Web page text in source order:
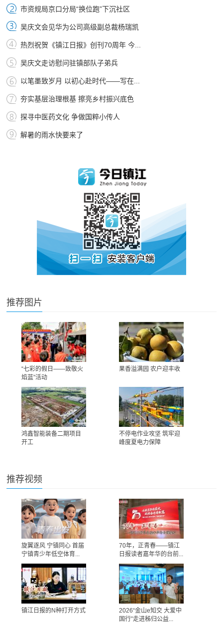
市资规局京口分局“换位跑”下沉社区
吴庆文会见华为公司高级副总裁杨瑞凯
热烈祝贺《镇江日报》创刊70周年 今...
吴庆文走访慰问驻镇部队子弟兵
以笔墨致岁月 以初心赴时代——写在...
夯实基层治理根基 擦亮乡村振兴底色
探寻中医药文化 争做国粹小传人
解暑的雨水快要来了
推荐图片
“七彩的假日——致敬火
焰蓝”活动
果香溢满园 农户迎丰收
鸿鑫智能装备二期项目
开工
不停电作业攻坚 筑牢迎
峰度夏电力保障
推荐视频
旋翼逐风 宁镇同心 首届
宁镇青少年低空体育...
70年，正青春——镇江
日报读者嘉年华的台前...
镇江日报的N种打开方式
2026“金山e知交 大爱中
国行”走进秭归公益...